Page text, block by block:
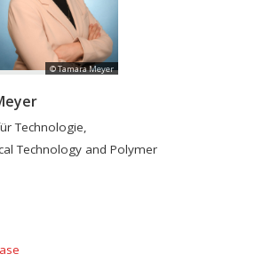
© Tamara Meyer
Technologie,
Technology and Polymer